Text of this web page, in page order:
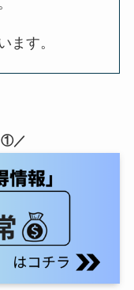
ます。
①／